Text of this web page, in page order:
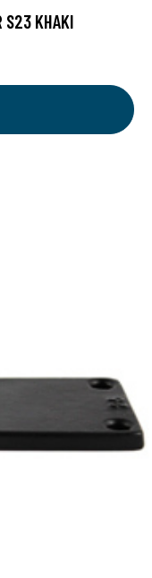
S23 KHAKI